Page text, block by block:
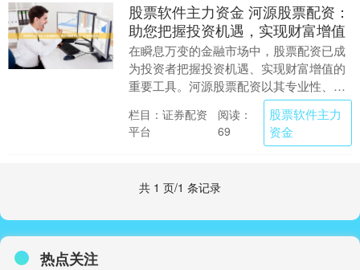
股票软件主力资金 河源股票配资：
助您把握投资机遇，实现财富增值
在瞬息万变的金融市场中，股票配资已成
为投资者把握投资机遇、实现财富增值的
重要工具。河源股票配资以其专业性、安
全性、灵活性等优势，为投资者提供了一
条通往财富之路的....
栏目：证券配资
平台
阅读：
69
股票软件主力
资金
共 1 页/1 条记录
热点关注